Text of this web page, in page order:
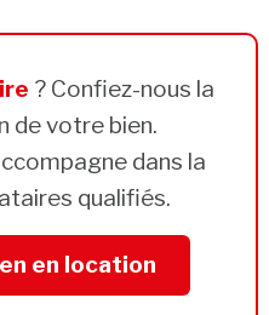
? Confiez-nous la
de votre bien.
dans la
qualifiés.
en location